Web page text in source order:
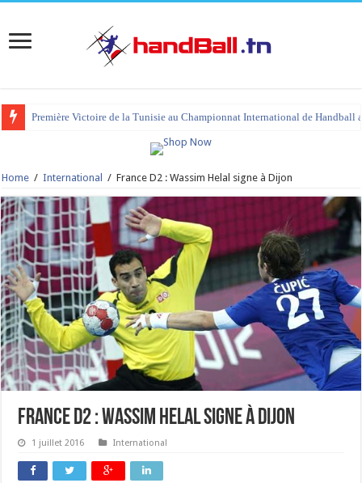
Première Victoire de la Tunisie au Championnat International de Handball
Home / International / France D2 : Wassim Helal signe à Dijon
France D2 : Wassim Helal signe à Dijon
1 juillet 2016 International